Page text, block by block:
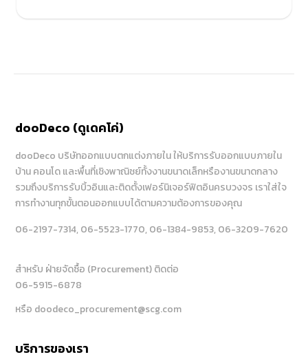
dooDeco (ดูเดคโค่)
dooDeco บริษัทออกแบบตกแต่งภายใน ให้บริการรับออกแบบภายใน
บ้าน คอนโด และพื้นที่เชิงพาณิชย์ทั้งงานขนาดเล็กหรืองานขนาดกลาง
รวมถึงบริการรับบิ้วอินและติดตั้งเฟอร์นิเจอร์ฟิตอินครบวงจร เราใส่ใจ
การทำงานทุกขั้นตอนออกแบบได้ตามความต้องการของคุณ
06-2197-7314, 06-5523-1770, 06-1384-9853, 06-3209-7620
สำหรับ ฝ่ายจัดซื้อ (Procurement) ติดต่อ
06-5915-6878
หรือ doodeco_procurement@scg.com
บริการของเรา